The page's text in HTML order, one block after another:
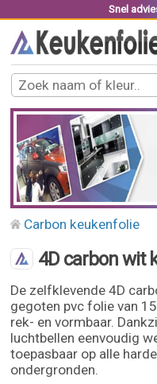
Snel
Carbon keukenfolie
4D carbon wit
De zelfklevende 4D
gegoten pvc folie van
rek- en vormbaar.
luchtbellen eenvoudig
toepasbaar op alle
ondergronden.